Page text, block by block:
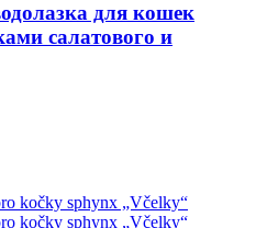
для кошек
салатового и